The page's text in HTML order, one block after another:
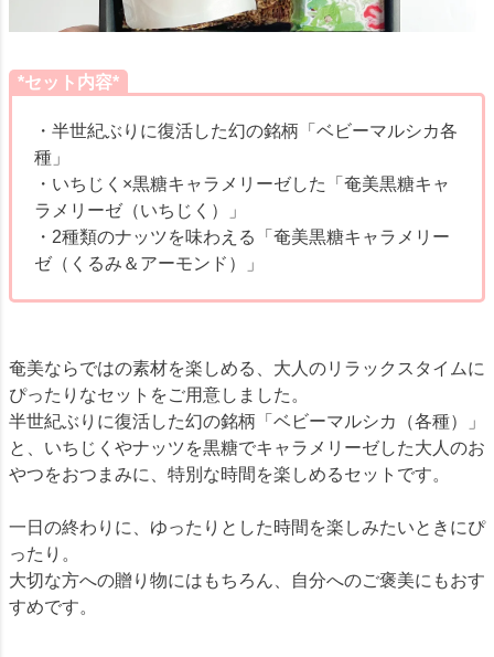
*セット内容*
・半世紀ぶりに復活した幻の銘柄「ベビーマルシカ各
種」
・いちじく×黒糖キャラメリーゼした「奄美黒糖キャ
ラメリーゼ（いちじく）」
・2種類のナッツを味わえる「奄美黒糖キャラメリー
ゼ（くるみ＆アーモンド）」
奄美ならではの素材を楽しめる、大人のリラックスタイムに
ぴったりなセットをご用意しました。
半世紀ぶりに復活した幻の銘柄「ベビーマルシカ（各種）」
と、いちじくやナッツを黒糖でキャラメリーゼした大人のお
やつをおつまみに、特別な時間を楽しめるセットです。
一日の終わりに、ゆったりとした時間を楽しみたいときにぴ
ったり。
大切な方への贈り物にはもちろん、自分へのご褒美にもおす
すめです。